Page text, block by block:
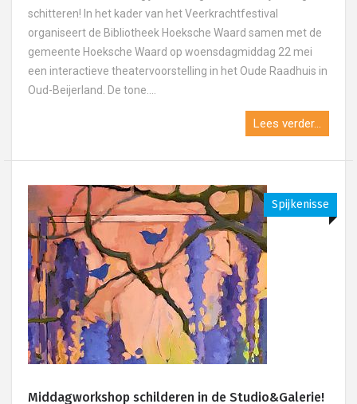
schitteren! In het kader van het Veerkrachtfestival
organiseert de Bibliotheek Hoeksche Waard samen met de
gemeente Hoeksche Waard op woensdagmiddag 22 mei
een interactieve theatervoorstelling in het Oude Raadhuis in
Oud-Beijerland. De tone....
Lees verder...
Spijkenisse
Middagworkshop schilderen in de Studio&Galerie!